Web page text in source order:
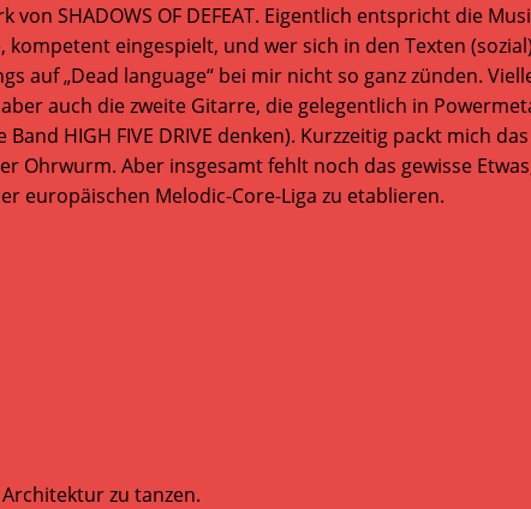
SHADOWS OF DEFEAT. Eigentlich entspricht die
eingespielt, und wer sich in den Texten
auf „Dead language“ bei mir nicht so ganz zünden.
auch die zweite Gitarre, die gelegentlich in
HIGH FIVE DRIVE denken). Kurzzeitig packt mich
Aber insgesamt fehlt noch das gewisse Etwas,
europäischen Melodic-Core-Liga zu etablieren.
zu tanzen.